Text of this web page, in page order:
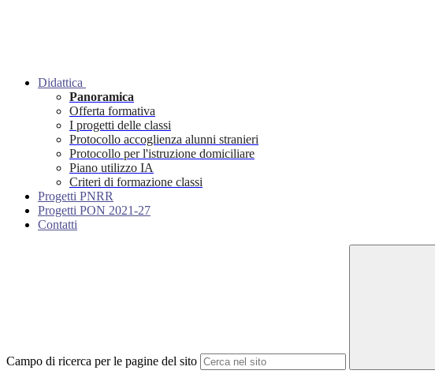
Didattica
Panoramica
Offerta formativa
I progetti delle classi
Protocollo accoglienza alunni stranieri
Protocollo per l'istruzione domiciliare
Piano utilizzo IA
Criteri di formazione classi
Progetti PNRR
Progetti PON 2021-27
Contatti
Campo di ricerca per le pagine del sito